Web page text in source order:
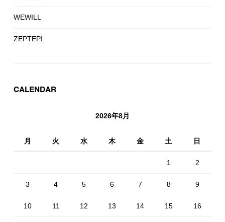
WEWILL
ZEPTEPI
CALENDAR
2026年8月
月 火 水 木 金 土 日
1 2
3 4 5 6 7 8 9
10 11 12 13 14 15 16